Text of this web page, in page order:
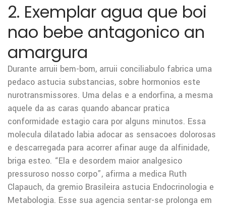
2. Exemplar agua que boi
nao bebe antagonico an
amargura
Durante arruii bem-bom, arruii conciliabulo fabrica uma
pedaco astucia substancias, sobre hormonios este
nurotransmissores. Uma delas e a endorfina, a mesma
aquele da as caras quando abancar pratica
conformidade estagio cara por alguns minutos. Essa
molecula dilatado labia adocar as sensacoes dolorosas
e descarregada para acorrer afinar auge da alfinidade,
briga esteo. “Ela e desordem maior analgesico
pressuroso nosso corpo”, afirma a medica Ruth
Clapauch, da gremio Brasileira astucia Endocrinologia e
Metabologia. Esse sua agencia sentar-se prolonga em